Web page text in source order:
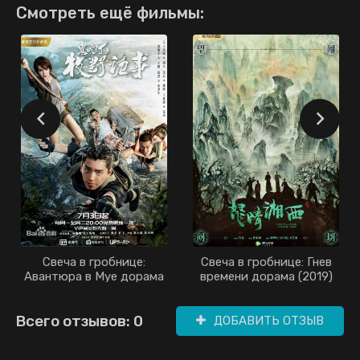
Смотреть ещё фильмы:
Свеча в гробнице:
Авантюра в Муе дорама
Свеча в гробнице: Гнев
времени дорама (2019)
Всего отзывов: 0 ДОБАВИТЬ ОТЗЫВ